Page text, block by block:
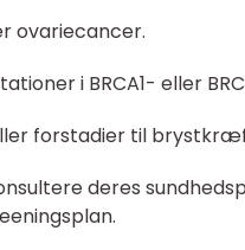
ovariecancer.
i BRCA1- eller
forstadier til
deres